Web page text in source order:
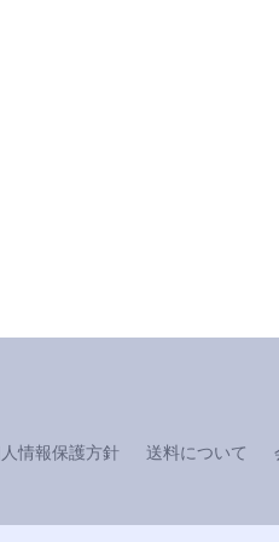
情報保護方針 送料について